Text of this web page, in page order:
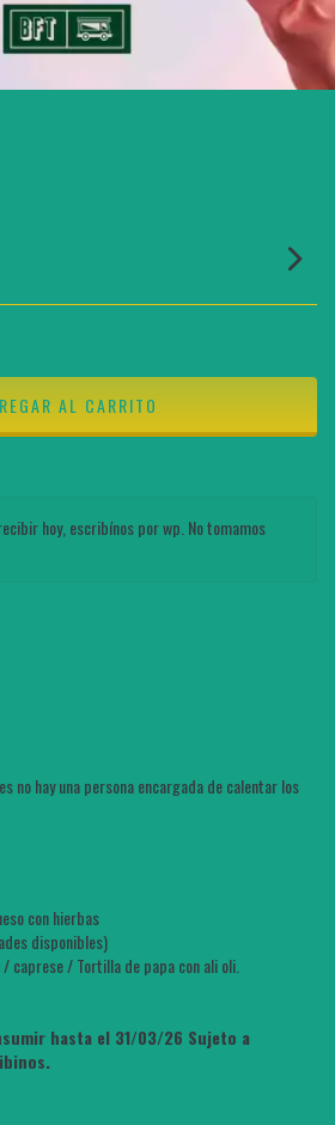
hoy, escribínos por wp. No tomamos
no hay una persona encargada de calentar los
con hierbas
disponibles)
caprese / Tortilla de papa con ali oli.
hasta el 31/03/26 Sujeto a